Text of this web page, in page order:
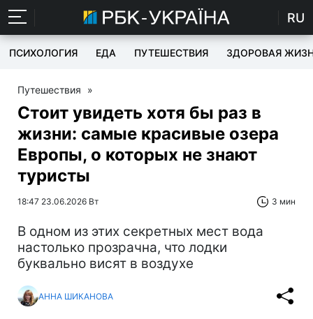
RU
ПСИХОЛОГИЯ ЕДА ПУТЕШЕСТВИЯ ЗДОРОВАЯ
Путешествия »
Стоит увидеть хотя бы раз в
жизни: самые красивые озера
Европы, о которых не знают
туристы
18:47 23.06.2026 Вт 3 мин
В одном из этих секретных мест вода
настолько прозрачна, что лодки
буквально висят в воздухе
АННА ШИКАНОВА